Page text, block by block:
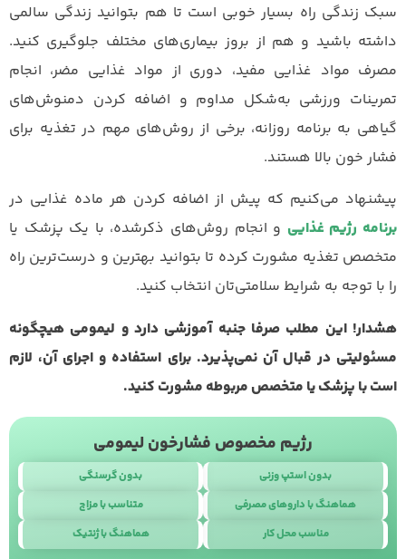
سبک زندگی راه بسیار خوبی است تا هم بتوانید زندگی سالمی
داشته باشید و هم از بروز بیماری‌های مختلف جلوگیری کنید.
مصرف مواد غذایی مفید، دوری از مواد غذایی مضر، انجام
تمرینات ورزشی به‌شکل مداوم و اضافه کردن دمنوش‌های
گیاهی به برنامه روزانه، برخی از روش‌های مهم در تغذیه برای
فشار خون بالا هستند.
پیشنهاد می‌کنیم که پیش از اضافه کردن هر ماده غذایی در
برنامه رژیم غذایی و انجام روش‌های ذکر‌شده، با یک پزشک یا
متخصص تغذیه مشورت کرده تا بتوانید بهترین و درست‌ترین راه
را با توجه به شرایط سلامتی‌تان انتخاب کنید.
هشدار! این مطلب صرفا جنبه آموزشی دارد و لیمومی هیچگونه
مسئولیتی در قبال آن نمی‌پذیرد. برای استفاده و اجرای آن، لازم
است با پزشک یا متخصص مربوطه مشورت کنید.
رژیم مخصوص فشارخون لیمومی
بدون استپ وزنی
بدون گرسنگی
هماهنگ با داروهای مصرفی
متناسب با مزاج
مناسب محل کار
هماهنگ با ژنتیک